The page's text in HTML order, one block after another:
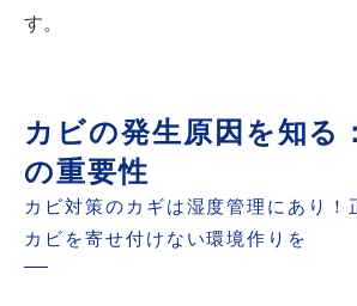
す。
カビの発生原因を知る
の重要性
カビ対策のカギは湿度管理にあり！
カビを寄せ付けない環境作りを